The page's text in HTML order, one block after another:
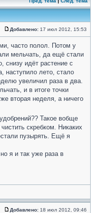
Добавлено: 17 июл 2012, 15:53
часто полол. Потом у
мельчать, да ещё стали
снизу идёт растение с
наступило лето, стало
увеличил раза в два.
и в итоге точки
вторая неделя, а ничего
Такое вобще
скребком. Никаких
пузырять. Ещё я
я и так уже раза в
Добавлено: 18 июл 2012, 09:46